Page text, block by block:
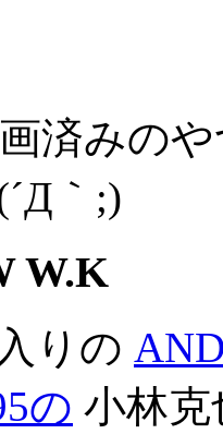
済みのや
｀;)
W.K
りの
の 小林克